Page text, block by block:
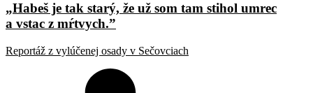
„Habeš je tak starý, že už som tam stihol umrec
a vstac z mŕtvych.”
Reportáž z vylúčenej osady v Sečovciach